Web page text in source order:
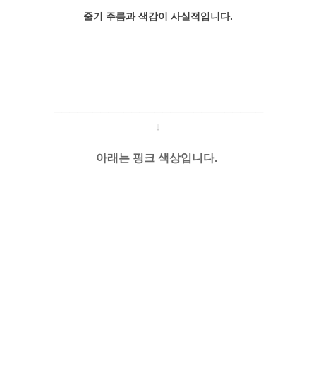
줄기 주름과 색감이 사실적입니다.
───────────────────────────
↓
아래는 핑크 색상입니다.